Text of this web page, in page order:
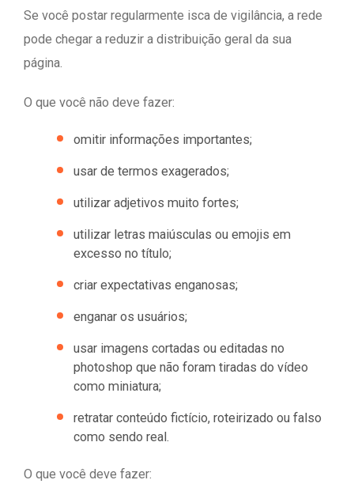
Se você postar regularmente isca de vigilância, a rede
pode chegar a reduzir a distribuição geral da sua
página.
O que você não deve fazer:
omitir informações importantes;
usar de termos exagerados;
utilizar adjetivos muito fortes;
utilizar letras maiúsculas ou emojis em
excesso no título;
criar expectativas enganosas;
enganar os usuários;
usar imagens cortadas ou editadas no
photoshop que não foram tiradas do vídeo
como miniatura;
retratar conteúdo fictício, roteirizado ou falso
como sendo real.
O que você deve fazer: